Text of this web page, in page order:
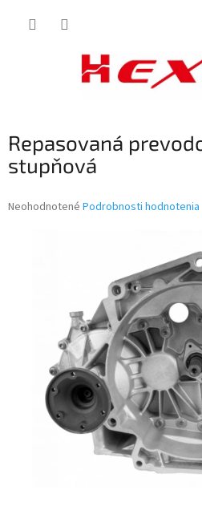
Repasovaná
stupňová
Priemerné
Neohodnotené Podrobnosti hodnotenia